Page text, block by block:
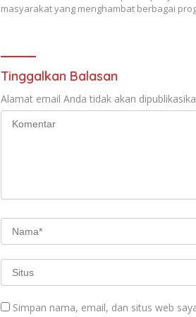
masyarakat yang menghambat berbagai
Tinggalkan Balasan
Alamat email Anda tidak akan
Simpan nama, email, dan situs web